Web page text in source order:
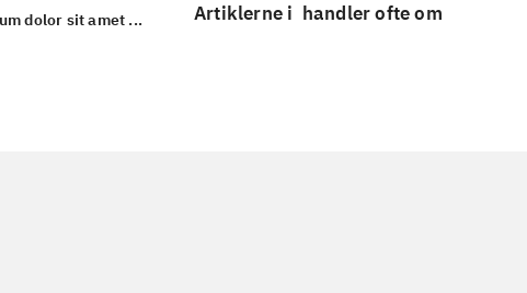
dolor sit amet ...
Artiklerne i handler ofte om